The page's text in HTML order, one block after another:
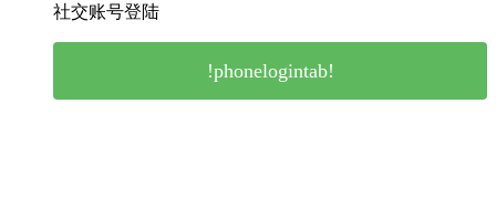
社交账号登陆
!phonelogintab!